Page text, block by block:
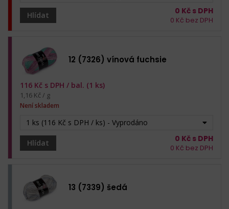
Hlídat 0 Kč s DPH
0 Kč bez DPH
12 (7326) vínová fuchsie
1 ks (116 Kč s DPH / ks) - Vyprodáno
Hlídat
116 Kč s DPH / bal. (1 ks)
1,16 Kč / g
Není skladem
0 Kč s DPH
0 Kč bez DPH
13 (7339) šedá